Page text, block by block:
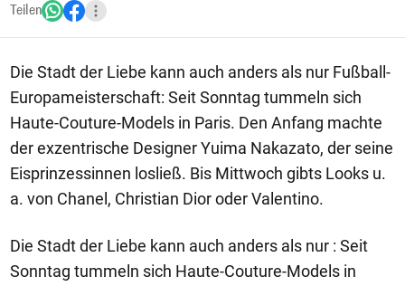
Teilen
Die Stadt der Liebe kann auch anders als nur Fußball-
Europameisterschaft: Seit Sonntag tummeln sich
Haute-Couture-Models in Paris. Den Anfang machte
der exzentrische Designer Yuima Nakazato, der seine
Eisprinzessinnen losließ. Bis Mittwoch gibts Looks u.
a. von Chanel, Christian Dior oder Valentino.
Die Stadt der Liebe kann auch anders als nur : Seit
Sonntag tummeln sich Haute-Couture-Models in